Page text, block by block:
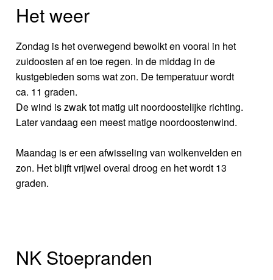
Het weer
Zondag is het overwegend bewolkt en vooral in het
zuidoosten af en toe regen. In de middag in de
kustgebieden soms wat zon. De temperatuur wordt
ca. 11 graden.
De wind is zwak tot matig uit noordoostelijke richting.
Later vandaag een meest matige noordoostenwind.
Maandag is er een afwisseling van wolkenvelden en
zon. Het blijft vrijwel overal droog en het wordt 13
graden.
NK Stoepranden